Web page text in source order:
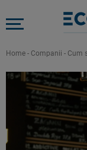
Home - Companii - Cum